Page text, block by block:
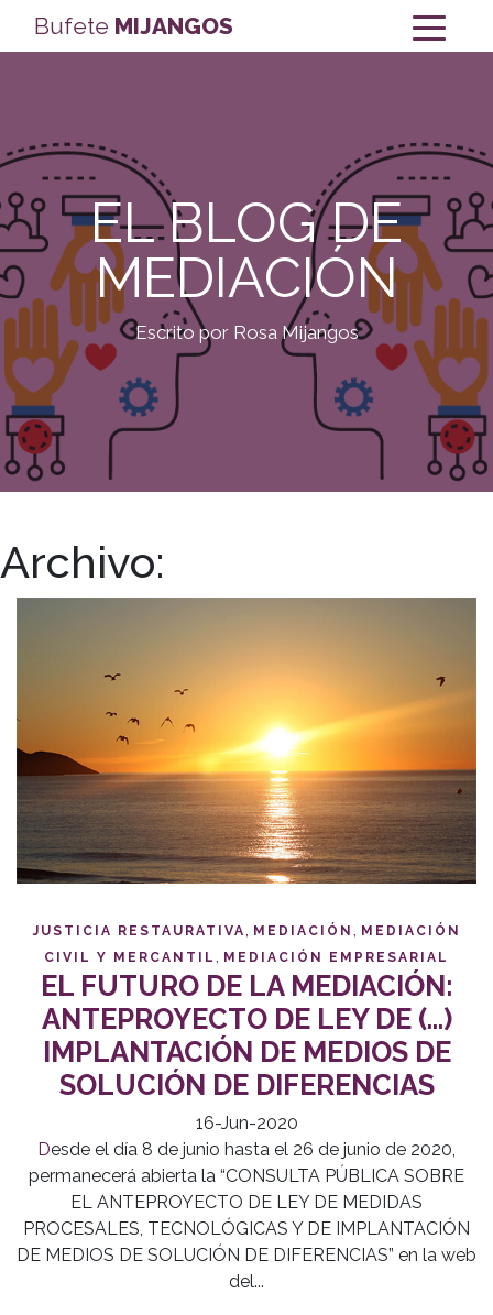
Bufete MIJANGOS
EL BLOG DE
MEDIACIÓN
Escrito por Rosa Mijangos
Archivo:
JUSTICIA RESTAURATIVA, MEDIACIÓN , MEDIACIÓN
CIVIL Y MERCANTIL , MEDIACIÓN EMPRESARIAL
EL FUTURO DE LA MEDIACIÓN:
ANTEPROYECTO DE LEY DE (…)
IMPLANTACIÓN DE MEDIOS DE
SOLUCIÓN DE DIFERENCIAS
16-Jun-2020
Desde el día 8 de junio hasta el 26 de junio de 2020,
permanecerá abierta la “CONSULTA PÚBLICA SOBRE
EL ANTEPROYECTO DE LEY DE MEDIDAS
PROCESALES, TECNOLÓGICAS Y DE IMPLANTACIÓN
DE MEDIOS DE SOLUCIÓN DE DIFERENCIAS” en la web
del...